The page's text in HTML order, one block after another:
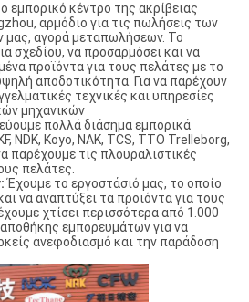
εμπορικό κέντρο της ακρίβειας
αρμόδιο για τις πωλήσεις των
μας, αγορά μεταπωλήσεων. Το
σχεδίου, να προσαρμόσει και να
προϊόντα για τους πελάτες με το
αποδοτικότητα. Για να παρέχουν
τεχνικές και υπηρεσίες
μηχανικών
πολλά διάσημα εμπορικά
NDK, Koyo, NAK, TCS, TTO Trelleborg,
παρέχουμε τις πλουραλιστικές
πελάτες.
Έχουμε το εργοστάσιό μας, το οποίο
να αναπτύξει τα προϊόντα για τους
χτίσει περισσότερα από 1.000
εμπορευμάτων για να
ανεφοδιασμό και την παράδοση